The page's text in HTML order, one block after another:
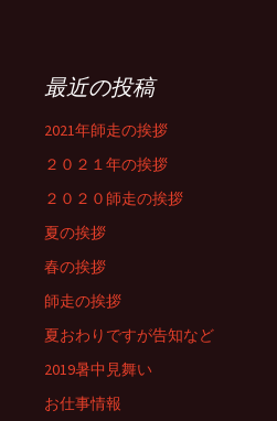
最近の投稿
2021年師走の挨拶
２０２１年の挨拶
２０２０師走の挨拶
夏の挨拶
春の挨拶
師走の挨拶
夏おわりですが告知など
2019暑中見舞い
お仕事情報